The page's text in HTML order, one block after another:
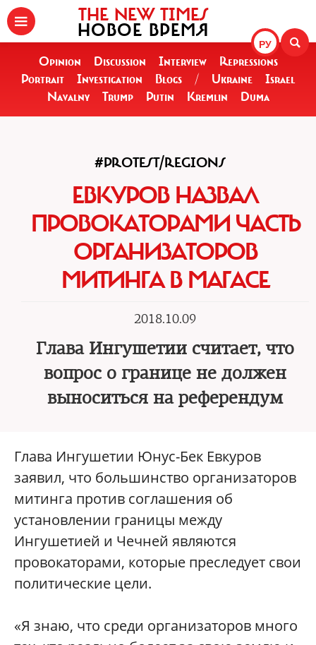
РУ
THE NEW TIMES
НОВОЕ ВРЕМЯ
Opinion Discussion Interview
Repressions
Portrait
Investigation Blogs / Ukraine
Israel
Navalny
Trump Putin Kremlin Duma
#PROTEST/REGIONS
ЕВКУРОВ НАЗВАЛ
ПРОВОКАТОРАМИ ЧАСТЬ
ОРГАНИЗАТОРОВ
МИТИНГА В МАГАСЕ
2018.10.09
Глава Ингушетии считает, что
вопрос о границе не должен
выноситься на референдум
Глава Ингушетии Юнус-Бек Евкуров
заявил, что большинство организаторов
митинга против соглашения об
установлении границы между
Ингушетией и Чечней являются
провокаторами, которые преследует свои
политические цели.
«Я знаю, что среди организаторов много